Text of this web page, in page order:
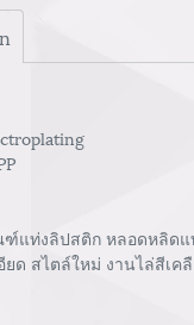
ฑ์แท่งลิปสติก หลอดหลิด
ยด สไตล์ใหม่ งานไล่สี